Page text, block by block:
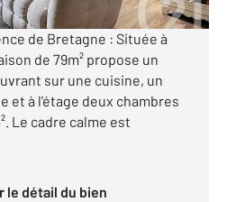
de Bretagne : Située à
de 79m² propose un
sur une cuisine, un
et à l'étage deux chambres
Le cadre calme est
le détail du bien